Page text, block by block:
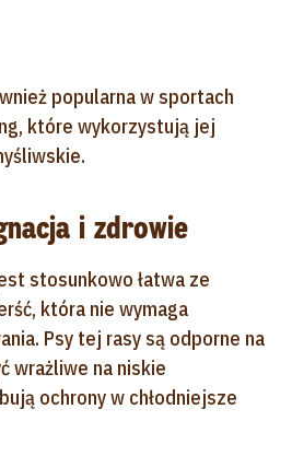
popularna w sportach
które wykorzystują jej
i zdrowie
stosunkowo łatwa ze
która nie wymaga
Psy tej rasy są odporne na
wrażliwe na niskie
ochrony w chłodniejsze